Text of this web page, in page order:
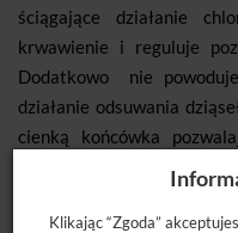
ściągające działanie
krwawienie i reguluje
Dodatkowo nie
działanie odsuwania
cienką końcówka
materiału bez ryzyka
Klikając “Zgoda”